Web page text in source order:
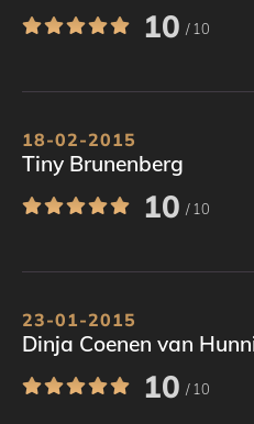
10 / 10
18-02-2015
Tiny Brunenberg
10 / 10
23-01-2015
Dinja Coenen van
10 / 10